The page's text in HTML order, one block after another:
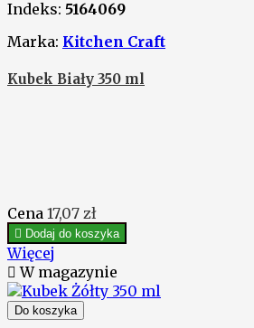
Indeks: 5164069
Marka: Kitchen Craft
Kubek Biały 350 ml
Cena 17,07 zł
 Dodaj do koszyka
Więcej
 W magazynie
Do koszyka